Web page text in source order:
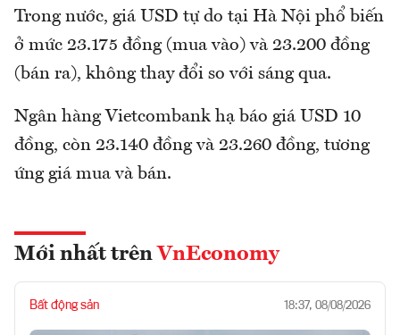
Trong nước, giá USD tự do tại Hà Nội phổ biến
ở mức 23.175 đồng (mua vào) và 23.200 đồng
(bán ra), không thay đổi so với sáng qua.
Ngân hàng Vietcombank hạ báo giá USD 10
đồng, còn 23.140 đồng và 23.260 đồng, tương
ứng giá mua và bán.
Mới nhất trên VnEconomy
Bất động sản 18:37, 08/08/2026